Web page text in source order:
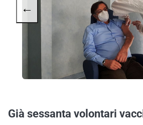
←
Già sessanta volontari